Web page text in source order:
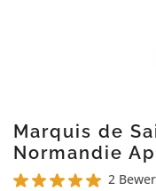
Marquis de
Normandie
2